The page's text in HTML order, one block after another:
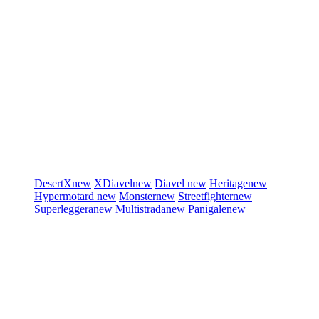
DesertXnew XDiavelnew Diavel new Heritagenew
Hypermotard new Monsternew Streetfighternew
Superleggeranew Multistradanew Panigalenew